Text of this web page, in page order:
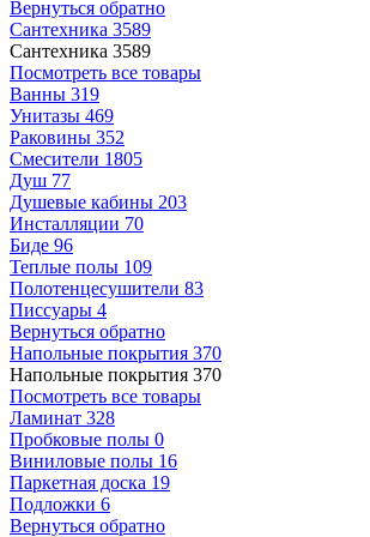
Вернуться обратно
Сантехника 3589
Сантехника 3589
Посмотреть все товары
Ванны 319
Унитазы 469
Раковины 352
Смесители 1805
Душ 77
Душевые кабины 203
Инсталляции 70
Биде 96
Теплые полы 109
Полотенцесушители 83
Писсуары 4
Вернуться обратно
Напольные покрытия 370
Напольные покрытия 370
Посмотреть все товары
Ламинат 328
Пробковые полы 0
Виниловые полы 16
Паркетная доска 19
Подложки 6
Вернуться обратно